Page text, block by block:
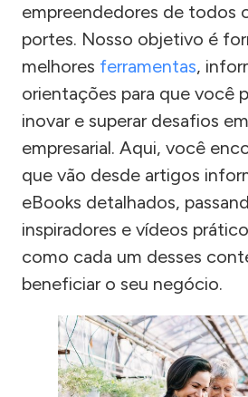
empreendedores de todos
portes. Nosso objetivo é
melhores ferramentas,
orientações para que você
inovar e superar desafios
empresarial. Aqui, você
que vão desde artigos
eBooks detalhados,
inspiradores e vídeos
como cada um desses
beneficiar o seu negócio.